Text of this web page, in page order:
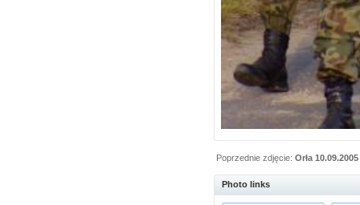
Poprzednie zdjęcie:Orła 10.09.2005
Photo links